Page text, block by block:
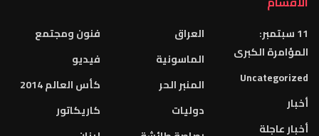
11 سبتمبر:
المؤامرة الكبرى
Uncategorized
أخبار
أخبار عاجلة
العراق
الماسونية
المنبر الحر
دوليات
فنون ومجتمع
فيديو
كأس العالم 2014
كاريكاتور